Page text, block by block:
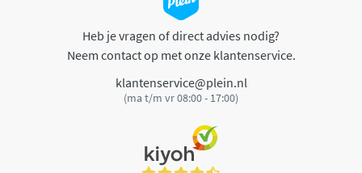
Heb je vragen of direct advies nodig?
Neem contact op met onze klantenservice.
klantenservice@plein.nl
(ma t/m vr 08:00 - 17:00)